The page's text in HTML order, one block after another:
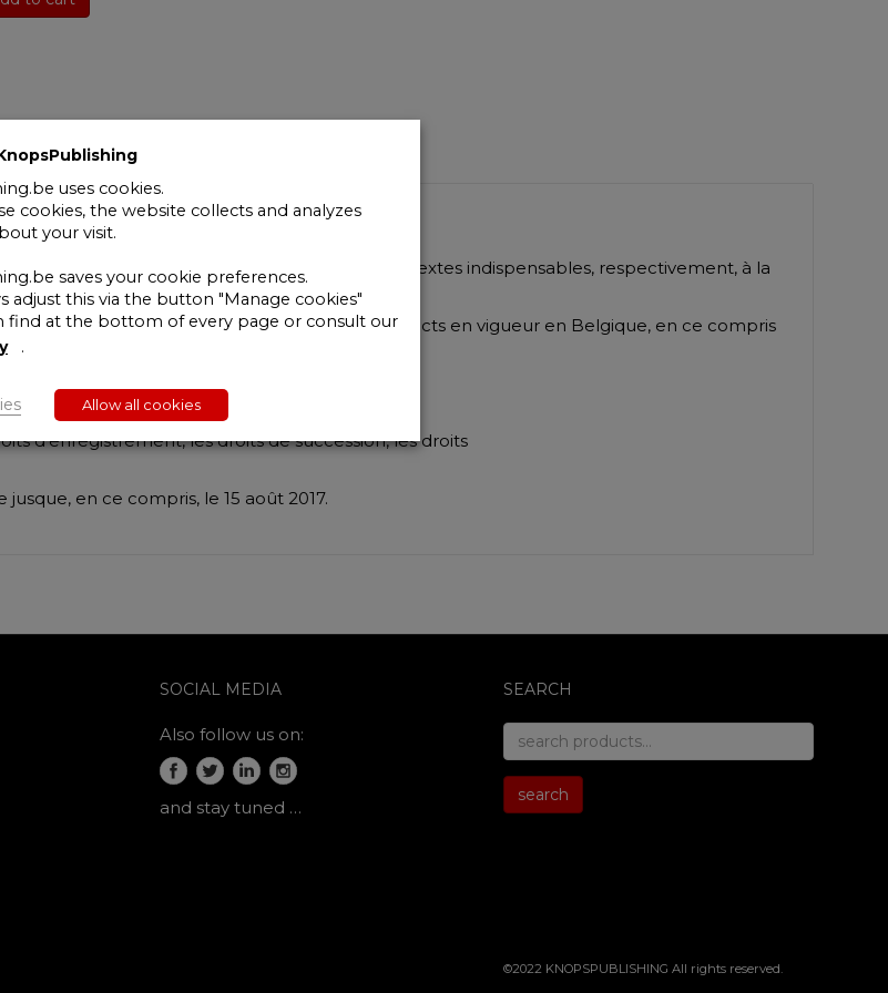
le présent Recueil de législation les principaux textes indispensables, respectivement, à la
se rapportant aux impôts directs et indirects en vigueur en Belgique, en ce compris
et internationale.
le droit européen et international.
d’enregistrement, les droits de succession, les droits
en ce compris, le 15 août 2017.
SOCIAL MEDIA
Also follow us on:
and stay tuned …
SEARCH
search
for:
search
©2022 KNOPSPUBLISHING All rights reserved
uses cookies.
cookies, the website collects and analyzes
your visit.
saves your cookie preferences.
adjust this via the button "Manage cookies"
find at the bottom of every page or consult our
.
Allow all cookies